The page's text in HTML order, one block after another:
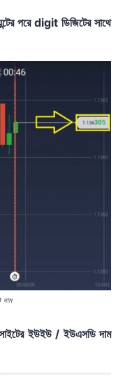
পরে digit ডিজিটের সাথে
ইউইউ / ইউএসডি দাম